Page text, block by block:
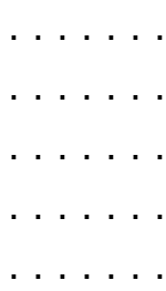
. . . . .
. . . . .
. . . . .
. . . . .
. . . . .